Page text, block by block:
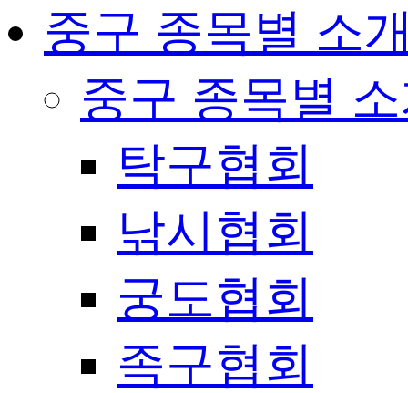
중구 종목별 소
중구 종목별
탁구협회
낚시협회
궁도협회
족구협회